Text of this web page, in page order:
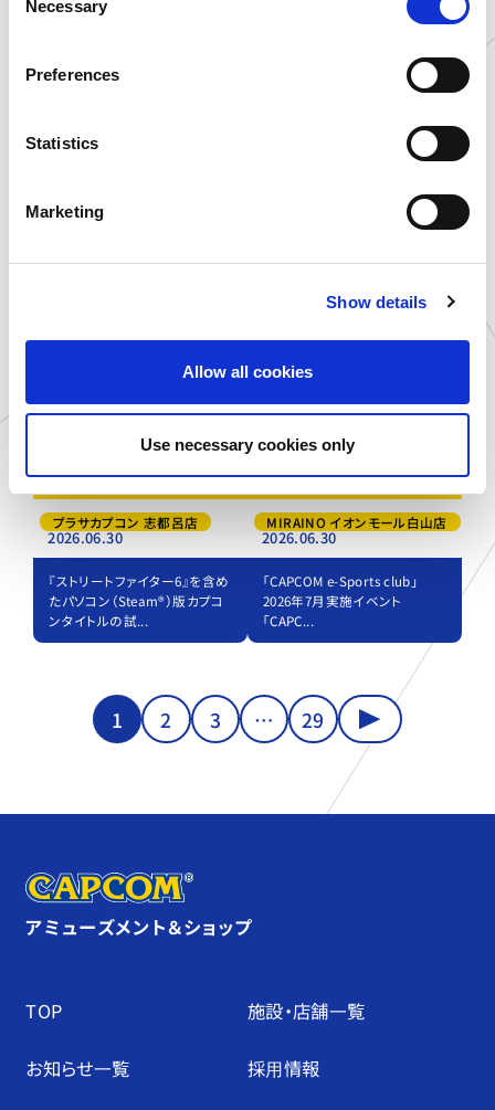
Necessary
Preferences
Statistics
Marketing
Show details
Allow all cookies
Use necessary cookies only
CAPCOM e-SPORTS CLUB「第
ート...
『ストリートファイター6』の対戦
大会を開催！（6月3...
プラサカプコン 志都呂店
2026.06.30
『ストリートファイター6』を含め
たパソコン（Steam®）版カプコ
ンタイトルの試...
MIRAINO イオンモール白山店
2026.06.30
「CAPCOM e-Sports club」
2026年7月実施イベント
「CAPC...
1 2 3 … 29
アミューズメント＆ショップ
TOP 施設・店舗⼀覧
お知らせ⼀覧 採⽤情報